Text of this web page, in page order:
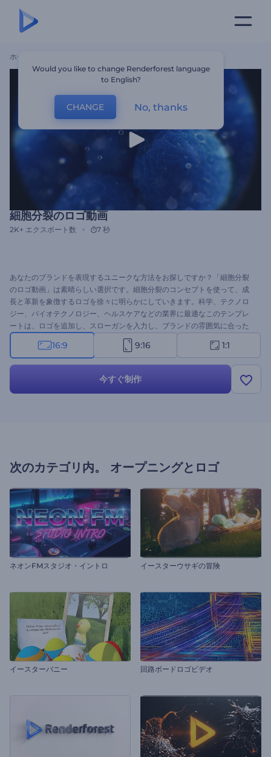
ホーム
細胞分裂のロゴ動画
2K+ エクスポート数 7 秒
あなたのブランドを表現するユニークな方法をお探しですか？「細胞分裂
のロゴ動画」は素晴らしい選択です。細胞分裂のコンセプトを使って、成
長と革新を象徴するロゴを徐々に明らかにしていきます。科学、テクノロ
ジー、バイオテクノロジー、ヘルスケアなどの業界に最適なこのテンプレ
ートは、ロゴを追加し、スローガンを入力し、ブランドの雰囲気に合った
BGMを追加するだけで、簡単にパーソナライズできます。今すぐ作成し
て、パワフルなアニメーションでロゴに命を吹き込みましょう！
16:9 9:16 1:1
今すぐ制作
次のカテゴリ内。 オープニングとロゴ
ネオンFMスタジオ・イントロ イースターウサギの冒険
イースターバニー 回路ボードロゴビデオ
Would you like to change Renderforest language
to English?
CHANGE No, thanks